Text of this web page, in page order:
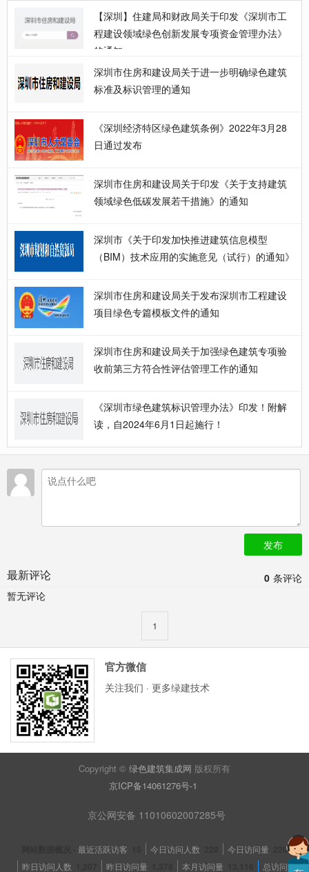
【深圳】住建局和财政局关于印发《深圳市工
程建设领域绿色创新发展专项资金管理办法》
的通知
深圳市住房和建设局关于进一步明确绿色建筑
标准及标识管理的通知
《深圳经济特区绿色建筑条例》2022年3月28
日通过发布
深圳市住房和建设局关于印发《关于支持建筑
领域绿色低碳发展若干措施》的通知
深圳市《关于印发加快推进建筑信息模型
（BIM）技术应用的实施意见（试行）的通知》
深圳市住房和建设局关于发布深圳市工程建设
项目绿色专篇模板文件的通知
深圳市住房和建设局关于加强绿色建筑专项验
收前第三方符合性评估管理工作的通知
《深圳市绿色建筑标识管理办法》印发！附解
读，自2024年6月1日起施行！
发布
0 条评论
最新评论
暂无评论
1
官方微信
关注我们 · 更多绿建技术
Copyright © 绿色建筑集成网 版权所有
京ICP备14061276号-1
京公网安备 11010602007285号
最近活跃访客 今日访问人数 今日访问量 228
昨日访问人数 昨日访问量 本月访问量 总访问量